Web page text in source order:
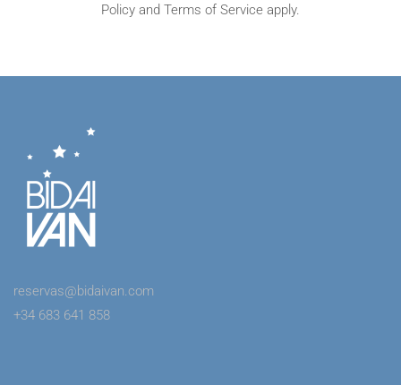
Policy and Terms of Service apply.
reservas@bidaivan.com
+34 683 641 858